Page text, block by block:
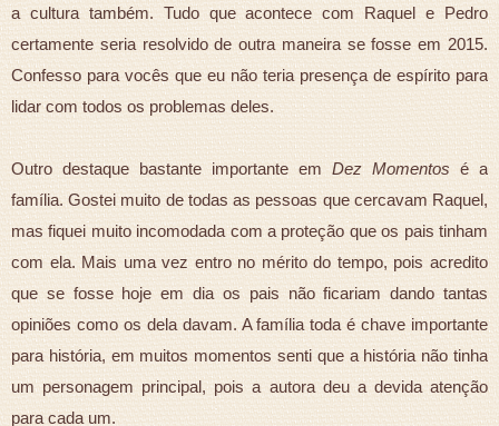
a cultura também. Tudo que acontece com Raquel e Pedro
certamente seria resolvido de outra maneira se fosse em 2015.
Confesso para vocês que eu não teria presença de espírito para
lidar com todos os problemas deles.
Outro destaque bastante importante em Dez Momentos é a
família. Gostei muito de todas as pessoas que cercavam Raquel,
mas fiquei muito incomodada com a proteção que os pais tinham
com ela. Mais uma vez entro no mérito do tempo, pois acredito
que se fosse hoje em dia os pais não ficariam dando tantas
opiniões como os dela davam. A família toda é chave importante
para história, em muitos momentos senti que a história não tinha
um personagem principal, pois a autora deu a devida atenção
para cada um.